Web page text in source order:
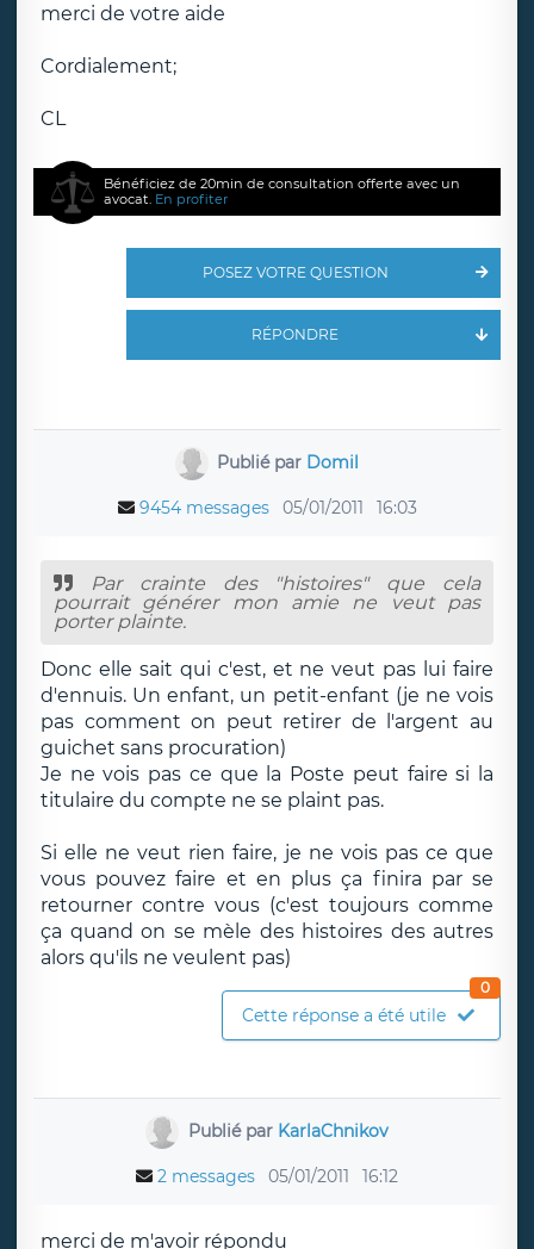
merci de votre aide
Cordialement;
CL
Bénéficiez de 20min de consultation offerte avec un
avocat. En profiter
POSEZ VOTRE QUESTION
RÉPONDRE
Publié par Domil
9454 messages 05/01/2011 16:03
Par crainte des "histoires" que cela
pourrait générer mon amie ne veut pas
porter plainte.
Donc elle sait qui c'est, et ne veut pas lui faire
d'ennuis. Un enfant, un petit-enfant (je ne vois
pas comment on peut retirer de l'argent au
guichet sans procuration)
Je ne vois pas ce que la Poste peut faire si la
titulaire du compte ne se plaint pas.
Si elle ne veut rien faire, je ne vois pas ce que
vous pouvez faire et en plus ça finira par se
retourner contre vous (c'est toujours comme
ça quand on se mèle des histoires des autres
alors qu'ils ne veulent pas)
Cette réponse a été utile
0
Publié par KarlaChnikov
2 messages 05/01/2011 16:12
merci de m'avoir répondu